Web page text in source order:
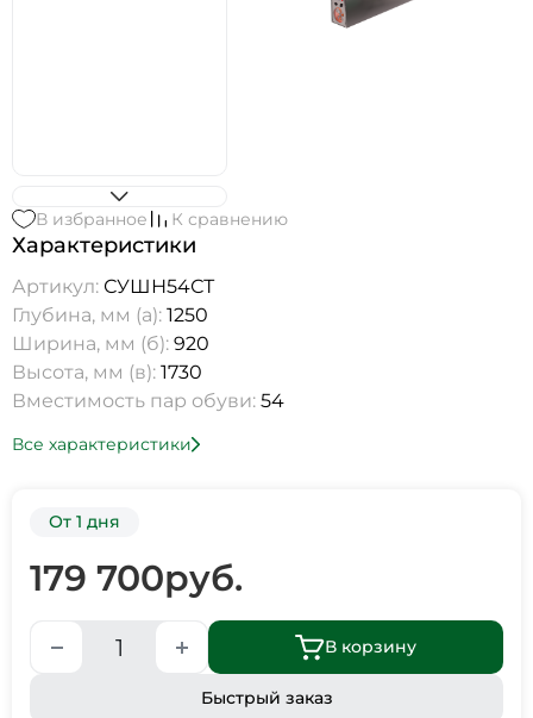
В избранное К сравнению
Характеристики
Артикул: СУШН54СТ
Глубина, мм (а): 1250
Ширина, мм (б): 920
Высота, мм (в): 1730
Вместимость пар обуви: 54
Все характеристики
От 1 дня
179 700руб.
В корзину
Быстрый заказ